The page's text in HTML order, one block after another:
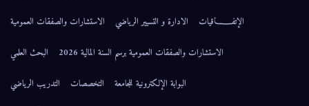
الإتفــــــاقيات
الادارة و التسيير الرياضي
الاستشارات والصفقات العمومية
الاستشارات والصفقات العمومية برسم السنة المالية 2026
البحث العلمي
البوابة الإلكترونية للجامعة
التخصصات
التدريب الرياضي